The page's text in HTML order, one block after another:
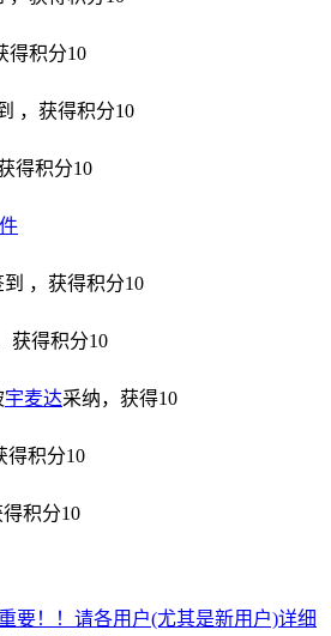
得积分10
，获得积分10
得积分10
，获得积分10
获得积分10
宇麦达采纳，获得10
得积分10
得积分10
要！！请各用户(尤其是新用户)详细